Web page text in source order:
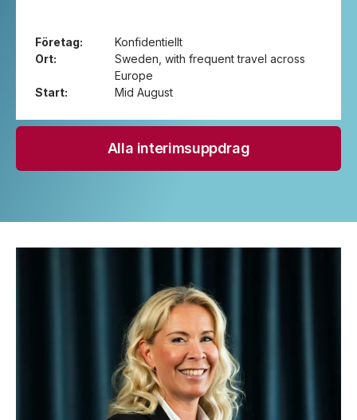
Företag:
Konfidentiellt
Ort:
Sweden, with frequent travel across
Europe
Start:
Mid August
Alla interimsuppdrag